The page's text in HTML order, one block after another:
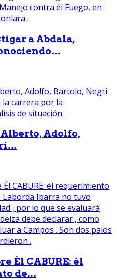
a Abdala,
Adolfo,
Él CABURE: él
de...